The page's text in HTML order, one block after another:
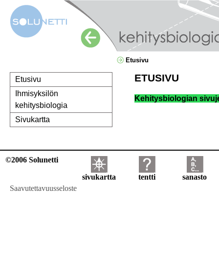
Etusivu
Etusivu
Ihmisyksilön
kehitysbiologia
Sivukartta
ETUSIVU
Kehitysbiologian
©2006 Solunetti
sivukartta tentti
sanasto
Saavutettavuusseloste